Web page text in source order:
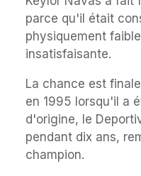
parce qu'il était
physiquement
insatisfaisante.
La chance est
en 1995 lorsqu'il a
d'origine, le
pendant dix ans,
champion.